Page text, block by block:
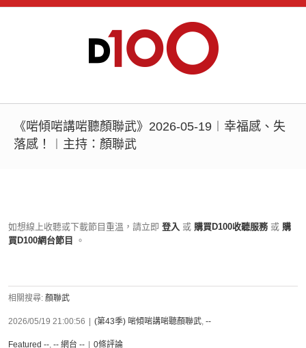
《啱傾啱講啱聽顏聯武》2026-05-19︱幸福感、失
落感！︱主持：顏聯武
如想線上收聽或下載節目重溫，請立即 登入 或 購買D100收聽服務 或 購
買D100網台節目
。
相關搜尋: 顏聯武
2026/05/19 21:00:56 (第43季) 啱傾啱講啱聽顏聯武, --
Featured --, -- 網台 -- 0條評論